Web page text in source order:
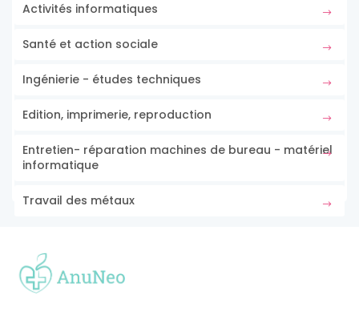
Activités informatiques
Santé et action sociale
Ingénierie - études techniques
Edition, imprimerie, reproduction
Entretien- réparation machines de bureau - matériel
informatique
Travail des métaux